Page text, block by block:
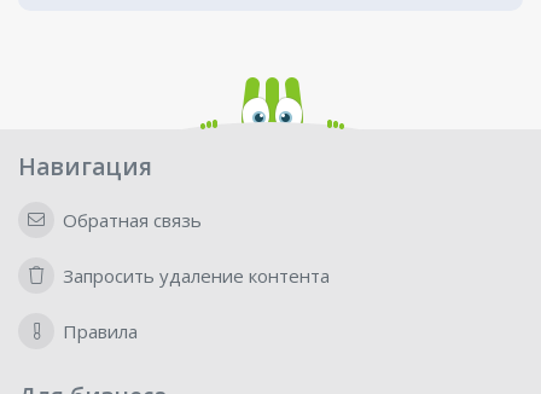
Навигация
Обратная связь
Запросить удаление контента
Правила